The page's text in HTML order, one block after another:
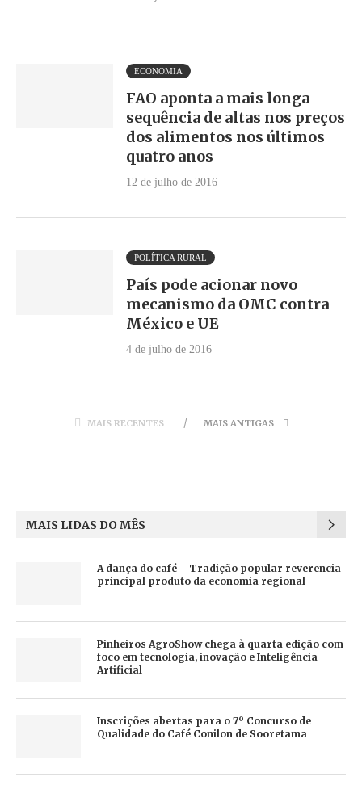
ECONOMIA
FAO aponta a mais longa
sequência de altas nos preços
dos alimentos nos últimos
quatro anos
12 de julho de 2016
POLÍTICA RURAL
País pode acionar novo
mecanismo da OMC contra
México e UE
4 de julho de 2016
MAIS RECENTES MAIS ANTIGAS
MAIS LIDAS DO MÊS
A dança do café – Tradição popular reverencia
principal produto da economia regional
Pinheiros AgroShow chega à quarta edição com
foco em tecnologia, inovação e Inteligência
Artificial
Inscrições abertas para o 7º Concurso de
Qualidade do Café Conilon de Sooretama